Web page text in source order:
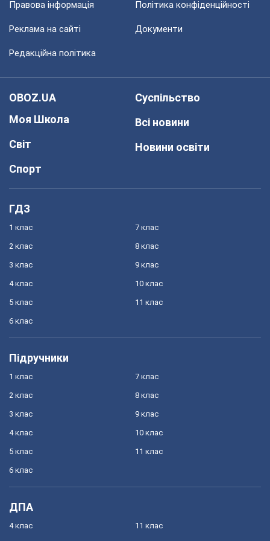
Правова інформація Політика конфіденційності
Реклама на сайті Документи
Редакційна політика
OBOZ.UA
Моя Школа
Світ
Спорт
Суспільство
Всі новини
Новини освіти
ГДЗ
1 клас
2 клас
3 клас
4 клас
5 клас
6 клас
7 клас
8 клас
9 клас
10 клас
11 клас
Підручники
1 клас
2 клас
3 клас
4 клас
5 клас
6 клас
7 клас
8 клас
9 клас
10 клас
11 клас
ДПА
4 клас 11 клас